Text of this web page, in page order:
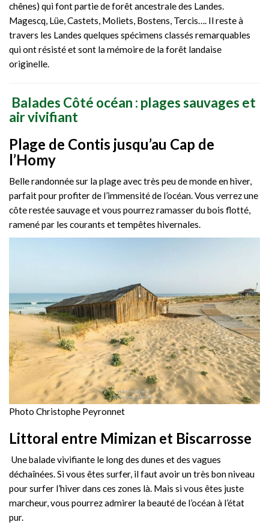
chênes) qui font partie de forêt ancestrale des Landes.
Magescq, Lüe, Castets, Moliets, Bostens, Tercis…. Il reste à
travers les Landes quelques spécimens classés remarquables
qui ont résisté et sont la mémoire de la forêt landaise
originelle.
Balades Côté océan : plages sauvages et
air vivifiant
Plage de Contis jusqu’au Cap de
l’Homy
Belle randonnée sur la plage avec très peu de monde en hiver,
parfait pour profiter de l’immensité de l’océan. Vous verrez une
côte restée sauvage et vous pourrez ramasser du bois flotté,
ramené par les courants et tempêtes hivernales.
Photo Christophe Peyronnet
Littoral entre Mimizan et Biscarrosse
Une balade vivifiante le long des dunes et des vagues
déchaînées. Si vous êtes surfer, il faut avoir un très bon niveau
pour surfer l’hiver dans ces zones là. Mais si vous êtes juste
marcheur, vous pourrez admirer la beauté de l’océan à l’état
pur.